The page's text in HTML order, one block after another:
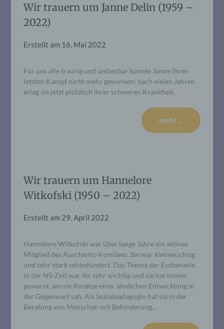
Wir trauern um Janne Delin (1959 –
2022)
Erstellt am 16. Mai 2022
Für uns alle traurig und unfassbar konnte Janne ihren
letzten Kampf nicht mehr gewinnen: nach vielen Jahren
erlag sie jetzt plötzlich ihrer schweren Krankheit.
mehr ...
Wir trauern um Hannelore
Witkofski (1950 – 2022)
Erstellt am 29. April 2022
Hannelore Witkofski war über lange Jahre ein aktives
Mitglied des Auschwitz-Komitees. Sie war kleinwüchsig
und sehr stark sehbehindert. Das Thema der Euthanasie
in der NS-Zeit war ihr sehr wichtig und sie hat immer
gewarnt, wo sie Ansätze einer ähnlichen Entwicklung in
der Gegenwart sah. Als Sozialpädagogin hat sie in der
Beratung von Menschen mit Behinderung…